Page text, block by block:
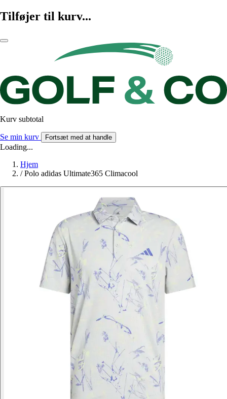
Tilføjer til kurv...
Kurv subtotal
Se min kurv Fortsæt med at handle
Loading...
Hjem
/ Polo adidas Ultimate365 Climacool